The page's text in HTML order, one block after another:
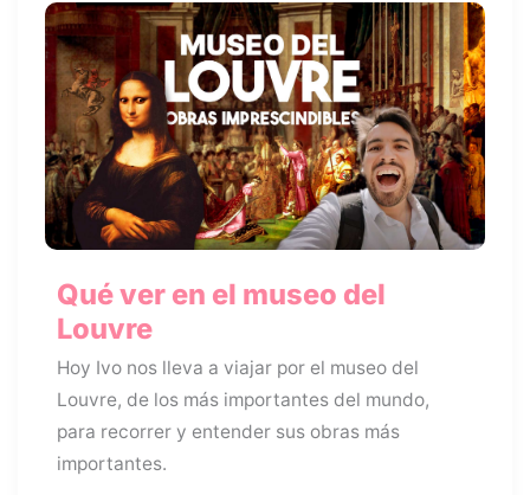
Qué ver en el museo del
Louvre
Hoy Ivo nos lleva a viajar por el museo del
Louvre, de los más importantes del mundo,
para recorrer y entender sus obras más
importantes.